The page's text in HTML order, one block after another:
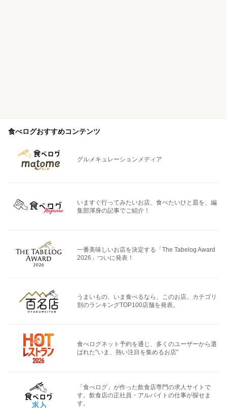
食べログおすすめコンテンツ
グルメキュレーションメディア
いますぐ行ってみたいお店、食べたいひと皿を、編
集部渾身の記事でご紹介！
一番美味しいお店を決定する「The Tabelog Award
2026」ついに発表！
うまいもの、いま食べるなら、このお店。カテゴリ
別のランキングTOP100店舗を発表。
食べログネット予約を通じ、多くのユーザーから選
ばれた"いま、熱い注目を集めるお店"
「食べログ」が作った飲食店専門の求人サイトで
す。飲食店の正社員・アルバイトの仕事が探せま
す。